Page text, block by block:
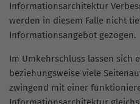
Informationsarchitektur
werden in diesem Falle nicht
Informationsangebot gezogen.
Im Umkehrschluss lassen sich
beziehungsweise viele
zwingend mit einer